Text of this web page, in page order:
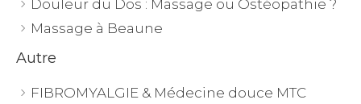
Douleur du Dos : Massage ou Ostéopathie ?
Massage à Beaune
Autre
FIBROMYALGIE & Médecine douce MTC